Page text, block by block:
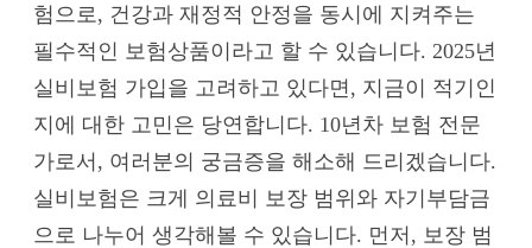
험으로, 건강과 재정적 안정을 동시에 지켜주는
필수적인 보험상품이라고 할 수 있습니다. 2025년
실비보험 가입을 고려하고 있다면, 지금이 적기인
지에 대한 고민은 당연합니다. 10년차 보험 전문
가로서, 여러분의 궁금증을 해소해 드리겠습니다.
실비보험은 크게 의료비 보장 범위와 자기부담금
으로 나누어 생각해볼 수 있습니다. 먼저, 보장 범